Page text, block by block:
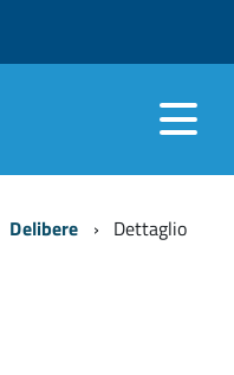
Delibere Dettaglio